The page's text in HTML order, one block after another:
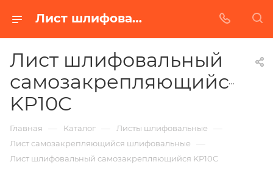
Лист шлифовальный самозакрепляющийся KP10C в Белгороде | Купить по недорогой цене от Абразивного Завода
Лист шлифовальный
самозакрепляющийся
KP10C
Главная — Каталог — Листы шлифовальные —
Лист самозакрепляющийся шлифовальные —
Лист шлифовальный самозакрепляющийся KP10C